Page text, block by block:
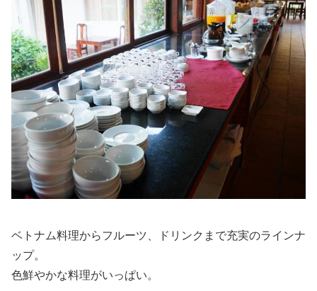
ベトナム料理からフルーツ、ドリンクまで充実のラインナ
ップ。
色鮮やかな料理がいっぱい。